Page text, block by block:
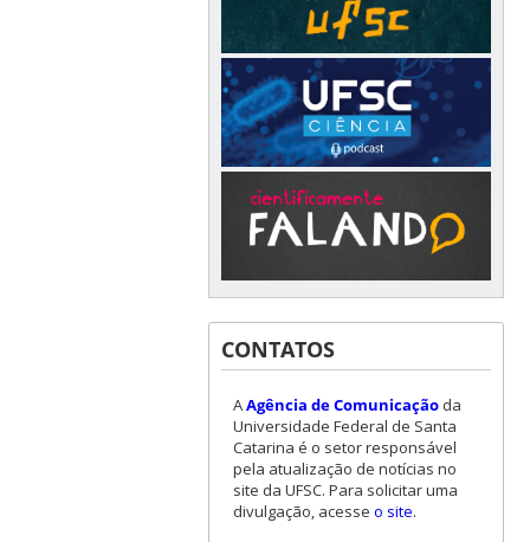
CONTATOS
AAgência de Comunicaçãoda
Universidade Federal de Santa
Catarina é o setor responsável
pela atualização de notícias no
site da UFSC. Para solicitar uma
divulgação, acesse o site.